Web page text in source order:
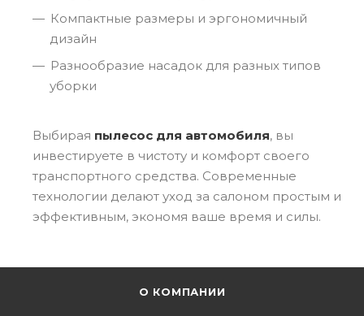
Компактные размеры и эргономичный
дизайн
Разнообразие насадок для разных типов
уборки
Выбирая пылесос для автомобиля, вы
инвестируете в чистоту и комфорт своего
транспортного средства. Современные
технологии делают уход за салоном простым и
эффективным, экономя ваше время и силы.
О КОМПАНИИ